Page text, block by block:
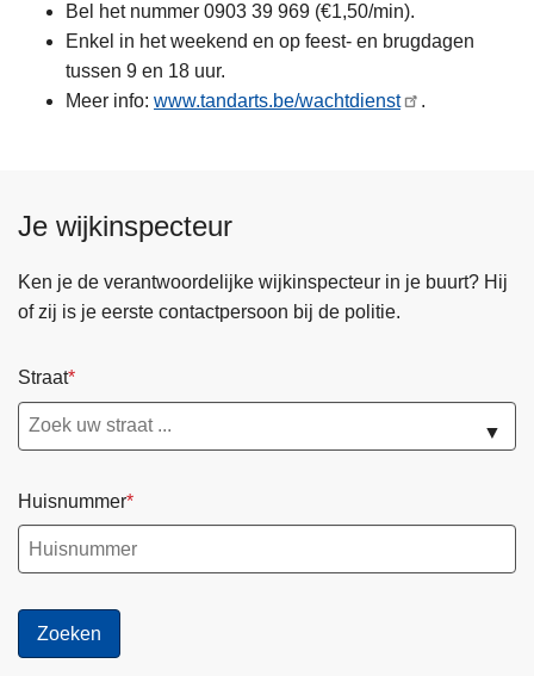
Bel het nummer 0903 39 969 (€1,50/min).
Enkel in het weekend en op feest- en brugdagen
tussen 9 en 18 uur.
Meer info: www.tandarts.be/wachtdienst .
Je wijkinspecteur
Ken je de verantwoordelijke wijkinspecteur in je buurt? Hij
of zij is je eerste contactpersoon bij de politie.
Straat
▼
Huisnummer